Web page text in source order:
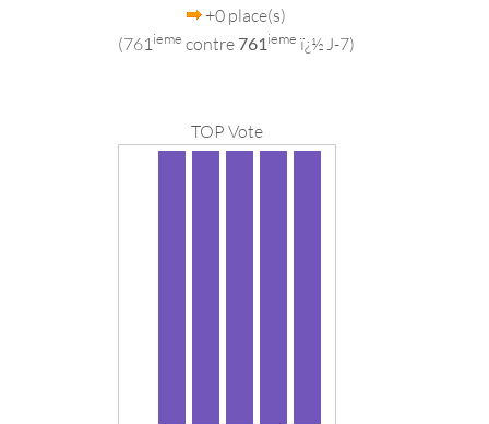
+0 place(s)
(761 ieme contre 761ieme ï¿½ J-7)
TOP Vote